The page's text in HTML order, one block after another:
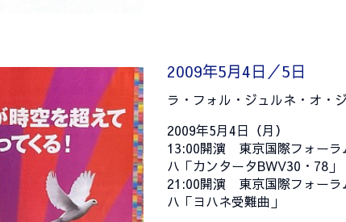
2009年5月4日／5日
ラ・フォル・ジュルネ・オ・
2009年5月4日（月）
13:00開演 東京国際フォ
ハ「カンタータBWV30・78」
21:00開演 東京国際フォ
ハ「ヨハネ受難曲」